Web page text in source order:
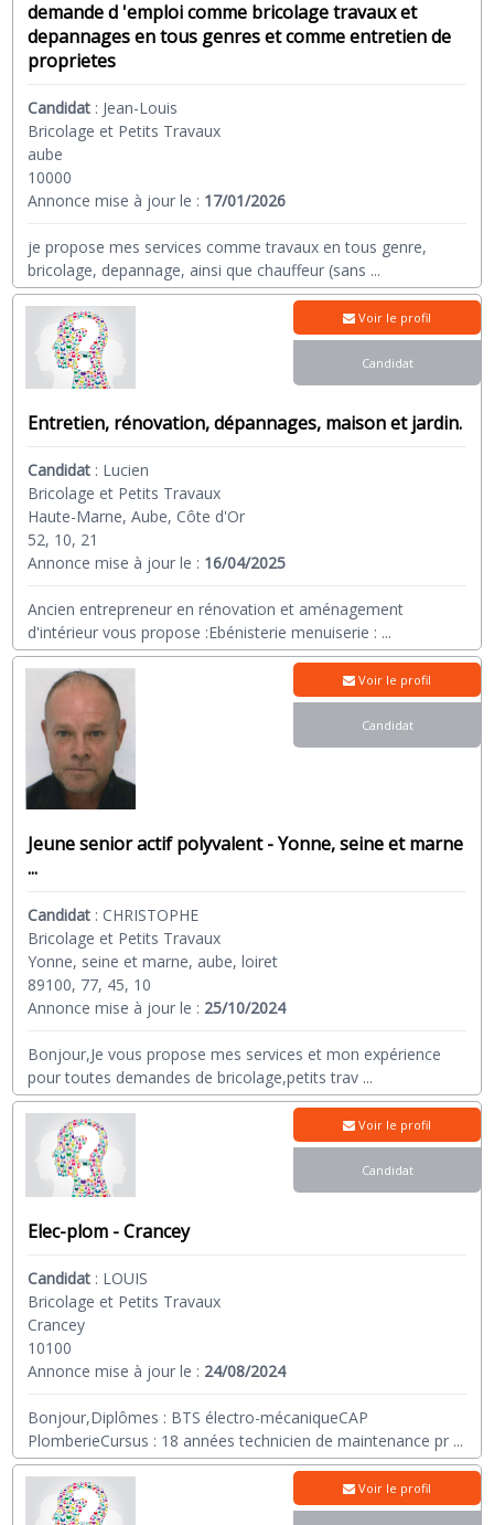
demande d 'emploi comme bricolage travaux et
depannages en tous genres et comme entretien de
proprietes
Candidat : Jean-Louis
Bricolage et Petits Travaux
aube
10000
Annonce mise à jour le : 17/01/2026
je propose mes services comme travaux en tous genre,
bricolage, depannage, ainsi que chauffeur (sans ...
Entretien, rénovation, dépannages, maison et jardin.
Candidat : Lucien
Bricolage et Petits Travaux
Haute-Marne, Aube, Côte d'Or
52, 10, 21
Annonce mise à jour le : 16/04/2025
Ancien entrepreneur en rénovation et aménagement
d'intérieur vous propose :Ebénisterie menuiserie : ...
Voir le profil
Candidat
Jeune senior actif polyvalent - Yonne, seine et marne
...
Candidat : CHRISTOPHE
Bricolage et Petits Travaux
Yonne, seine et marne, aube, loiret
89100, 77, 45, 10
Annonce mise à jour le : 25/10/2024
Bonjour,Je vous propose mes services et mon expérience
pour toutes demandes de bricolage,petits trav ...
Voir le profil
Candidat
Elec-plom - Crancey
Candidat : LOUIS
Bricolage et Petits Travaux
Crancey
10100
Annonce mise à jour le : 24/08/2024
Bonjour,Diplômes : BTS électro-mécaniqueCAP
PlomberieCursus : 18 années technicien de maintenance pr ...
Voir le profil
Candidat
Voir le profil